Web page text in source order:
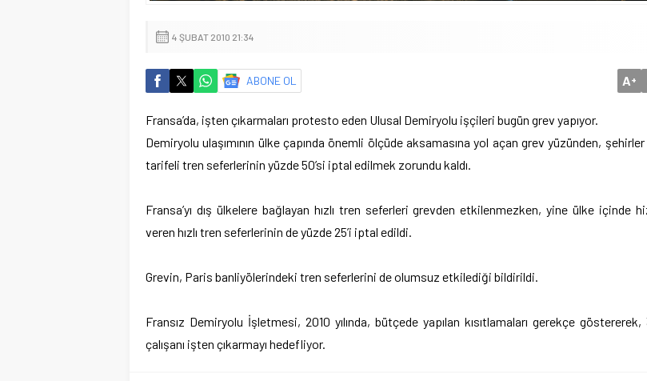
4 ŞUBAT 2010 21:34
ABONE OL A+
Fransa’da, işten çıkarmaları protesto eden Ulusal Demiryolu işçileri bugün grev yapıyor.
Demiryolu ulaşımının ülke çapında önemli ölçüde aksamasına yol açan grev yüzünden, şehirler
tarifeli tren seferlerinin yüzde 50’si iptal edilmek zorundu kaldı.
Fransa’yı dış ülkelere bağlayan hızlı tren seferleri grevden etkilenmezken, yine ülke içinde
veren hızlı tren seferlerinin de yüzde 25’i iptal edildi.
Grevin, Paris banliyölerindeki tren seferlerini de olumsuz etkilediği bildirildi.
Fransız Demiryolu İşletmesi, 2010 yılında, bütçede yapılan kısıtlamaları gerekçe göstererek,
çalışanı işten çıkarmayı hedefliyor.